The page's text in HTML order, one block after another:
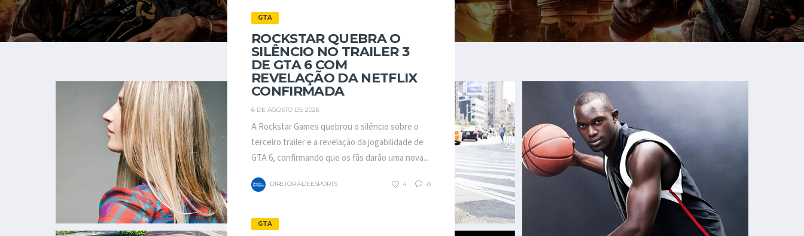
GTA
ROCKSTAR QUEBRA O
SILÊNCIO NO TRAILER 3
DE GTA 6 COM
REVELAÇÃO DA NETFLIX
CONFIRMADA
6 DE AGOSTO DE 2026
A Rockstar Games quebrou o silêncio sobre o
terceiro trailer e a revelação da jogabilidade de
GTA 6, confirmando que os fãs darão uma nova...
DIRETORIADEESPORTS 4 0
GTA